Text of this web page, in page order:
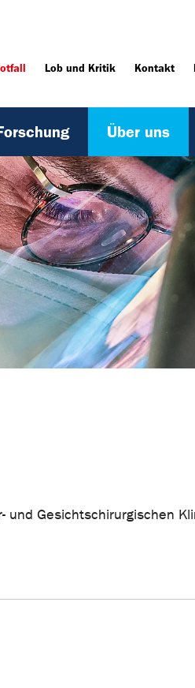
Lob und Kritik Kontakt
Über uns
Gesichtschirurgischen